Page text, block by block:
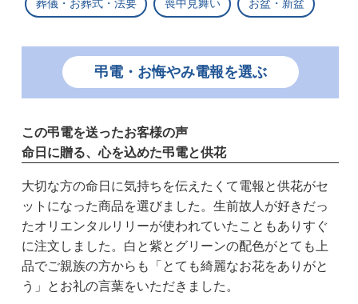
葬儀・お葬式・法要 喪中見舞い お盆・新盆
弔電・お悔やみ電報を選ぶ
この弔電を送ったお客様の声
命日に贈る、心を込めた弔電と供花
大切な方の命日に気持ちを伝えたくて電報と供花がセ
ットになった商品を選びました。生前故人が好きだっ
たオリエンタルリリーが使われていたこともありすぐ
に注文しました。白と紫とグリーンの配色がとても上
品でご親族の方からも「とても綺麗なお花をありがと
う」とお礼の言葉をいただきました。